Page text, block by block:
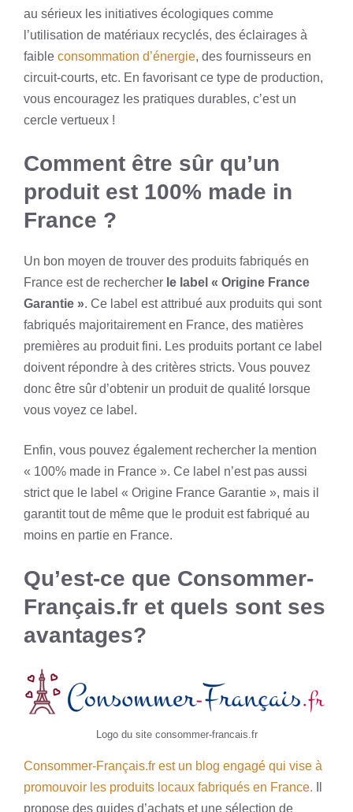
au sérieux les initiatives écologiques comme
l’utilisation de matériaux recyclés, des éclairages à
faible consommation d’énergie, des fournisseurs en
circuit-courts, etc. En favorisant ce type de production,
vous encouragez les pratiques durables, c’est un
cercle vertueux !
Comment être sûr qu’un
produit est 100% made in
France ?
Un bon moyen de trouver des produits fabriqués en
France est de rechercher le label « Origine France
Garantie ». Ce label est attribué aux produits qui sont
fabriqués majoritairement en France, des matières
premières au produit fini. Les produits portant ce label
doivent répondre à des critères stricts. Vous pouvez
donc être sûr d’obtenir un produit de qualité lorsque
vous voyez ce label.
Enfin, vous pouvez également rechercher la mention
« 100% made in France ». Ce label n’est pas aussi
strict que le label « Origine France Garantie », mais il
garantit tout de même que le produit est fabriqué au
moins en partie en France.
Qu’est-ce que Consommer-
Français.fr et quels sont ses
avantages?
Logo du site consommer-francais.fr
Consommer-Français.fr est un blog engagé qui vise à
promouvoir les produits locaux fabriqués en France.
propose des guides d’achats et une sélection de